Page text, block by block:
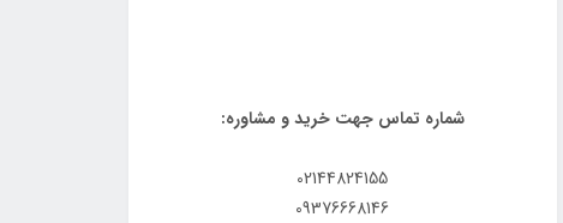
شماره تماس جهت خرید و مشاوره:
02144824155
09376668146